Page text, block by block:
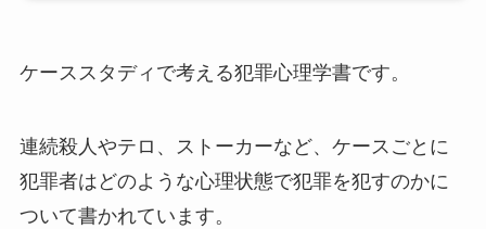
ケーススタディで考える犯罪心理学書です。
連続殺人やテロ、ストーカーなど、ケースごとに
犯罪者はどのような心理状態で犯罪を犯すのかに
ついて書かれています。